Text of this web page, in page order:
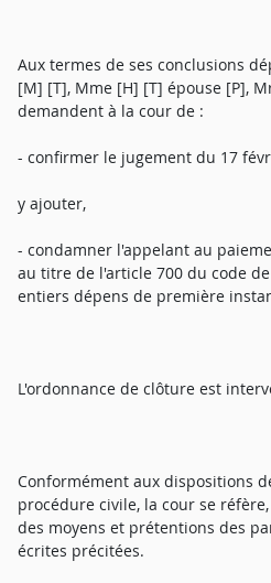
Aux termes de ses conclusions
[M] [T], Mme [H] [T] épouse [P],
demandent à la cour de :
- confirmer le jugement du 17
y ajouter,
- condamner l'appelant au
au titre de l'article 700 du code
entiers dépens de première
L'ordonnance de clôture est
Conformément aux dispositions
procédure civile, la cour se
des moyens et prétentions des
écrites précitées.